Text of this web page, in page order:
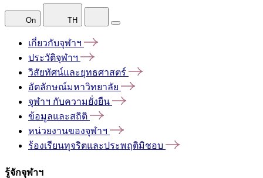
On TH
เกี่ยวกับจุฬาฯ
ประวัติจุฬาฯ
วิสัยทัศน์และยุทธศาสตร์
อัตลักษณ์มหาวิทยาลัย
จุฬาฯ กับความยั่งยืน
ข้อมูลและสถิติ
หน่วยงานของจุฬาฯ
ร้องเรียนทุจริตและประพฤติมิชอบ
รู้จักจุฬาฯ